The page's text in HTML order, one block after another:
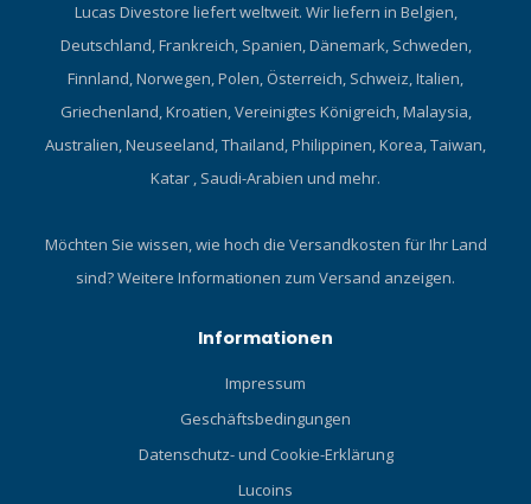
Lucas Divestore liefert weltweit. Wir liefern in Belgien,
Deutschland, Frankreich, Spanien, Dänemark, Schweden,
Finnland, Norwegen, Polen, Österreich, Schweiz, Italien,
Griechenland, Kroatien, Vereinigtes Königreich, Malaysia,
Australien, Neuseeland, Thailand, Philippinen, Korea, Taiwan,
Katar , Saudi-Arabien und mehr.
Möchten Sie wissen, wie hoch die Versandkosten für Ihr Land
sind?Weitere Informationen zum Versand anzeigen.
Informationen
Impressum
Geschäftsbedingungen
Datenschutz- und Cookie-Erklärung
Lucoins